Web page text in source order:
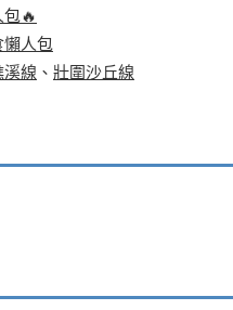
🔥
人包
溪線 、 壯圍沙丘線